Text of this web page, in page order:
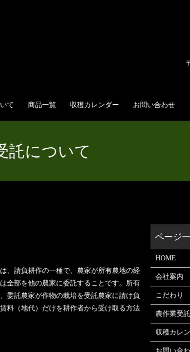
て 商品一覧 収穫カレンダー お問い合わせ
託について
、請負耕作の一種で、農家が所有農地の経
全部を他の農家に委託することです。所有
委託農家が作物の栽培を受託農家に請け負
料（地代）だけを耕作者から受け取る方法
HOME
会社案内
こだわり
農作業受
収穫カレ